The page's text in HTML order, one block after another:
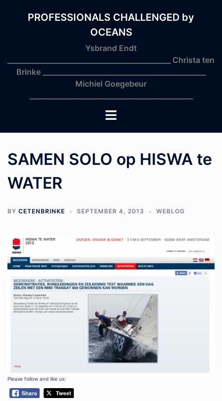
PROFESSIONALS CHALLENGED by
OCEANS
Ysbrand Endt
_______________________________________________ Christa ten
Brinke _______________________________________________
Michiel Goegebeur
Toggle
menu
SAMEN SOLO op HISWA te
WATER
BY CETENBRINKE SEPTEMBER 4, 2013 WEBLOG
Please follow and like us: